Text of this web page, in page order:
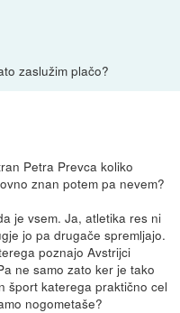
zaslužim plačo?
Petra Prevca koliko
znan potem pa nevem?
je vsem. Ja, atletika res ni
jo pa drugače spremljajo.
poznajo Avstrijci
ne samo zato ker je tako
šport katerega praktično cel
nogometaše?